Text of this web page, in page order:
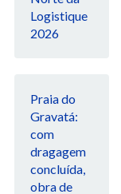
Logistique
2026
Praia do
Gravatá:
com
dragagem
concluída,
obra de